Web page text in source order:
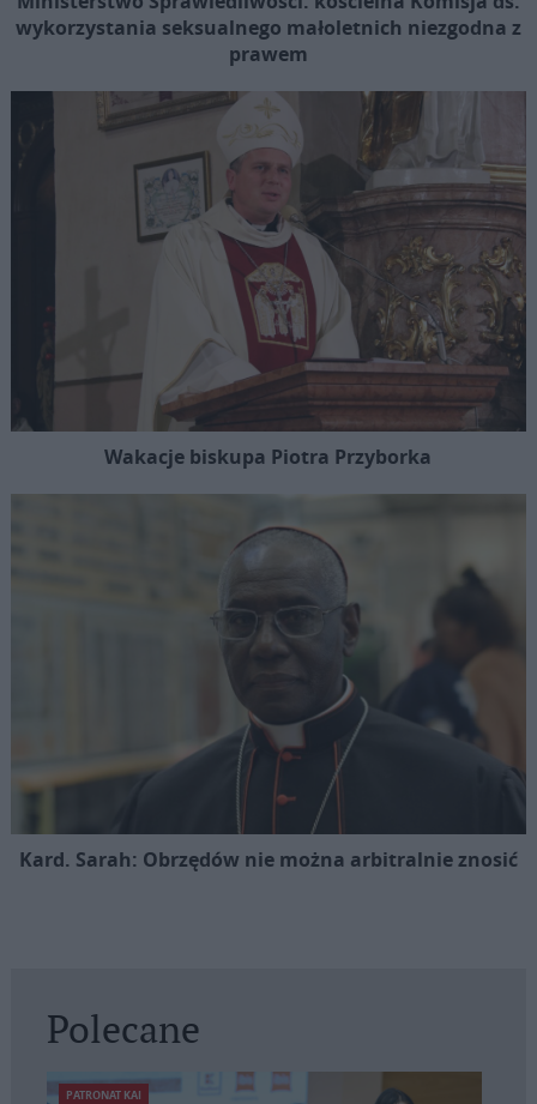
wykorzystania seksualnego małoletnich niezgodna z
prawem
Wakacje biskupa Piotra Przyborka
Kard. Sarah: Obrzędów nie można arbitralnie znosić
Polecane
PATRONAT KAI